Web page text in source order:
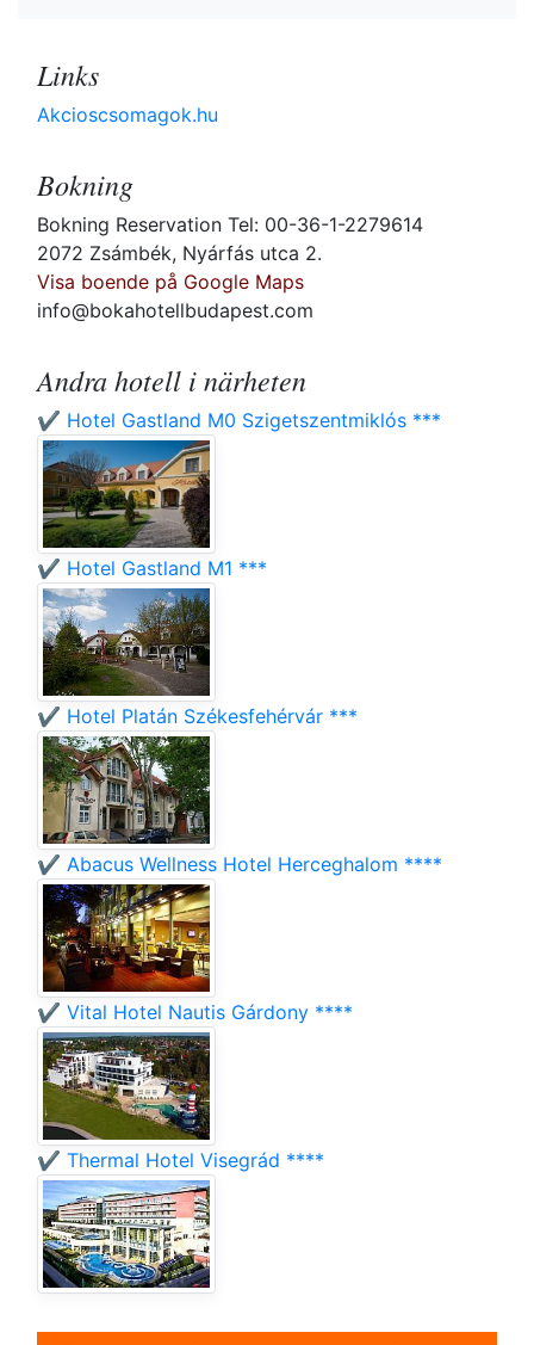
Links
Akcioscsomagok.hu
Bokning
Bokning Reservation Tel: 00-36-1-2279614
2072 Zsámbék, Nyárfás utca 2.
Visa boende på Google Maps
info@bokahotellbudapest.com
Andra hotell i närheten
✔️ Hotel Gastland M0 Szigetszentmiklós ***
✔️ Hotel Gastland M1 ***
✔️ Hotel Platán Székesfehérvár ***
✔️ Abacus Wellness Hotel Herceghalom ****
✔️ Vital Hotel Nautis Gárdony ****
✔️ Thermal Hotel Visegrád ****